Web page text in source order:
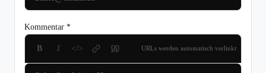
Kommentar *
B I </> URLs werden automatisch verlinkt